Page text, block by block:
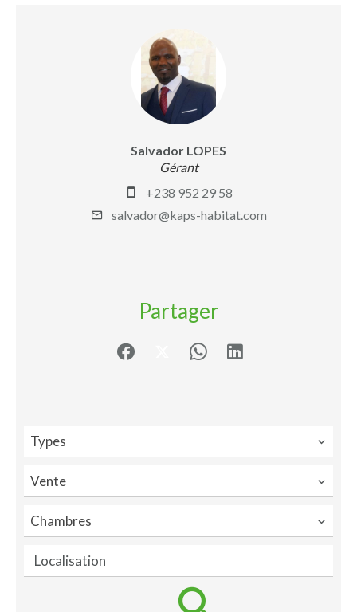
Salvador LOPES
Gérant
+238 952 29 58
salvador@kaps-habitat.com
Partager
Types
Vente
Chambres
Localisation